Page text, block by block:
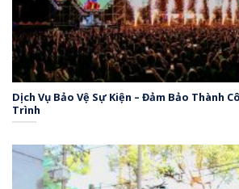
Dịch Vụ Bảo Vệ Sự Kiện – Đảm Bảo Thành
Trình